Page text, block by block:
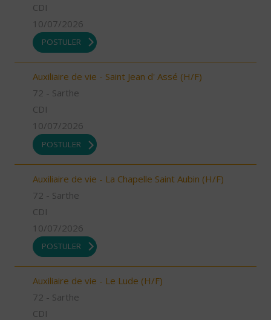
CDI
10/07/2026
POSTULER
Auxiliaire de vie - Saint Jean d' Assé (H/F)
72 - Sarthe
CDI
10/07/2026
POSTULER
Auxiliaire de vie - La Chapelle Saint Aubin (H/F)
72 - Sarthe
CDI
10/07/2026
POSTULER
Auxiliaire de vie - Le Lude (H/F)
72 - Sarthe
CDI